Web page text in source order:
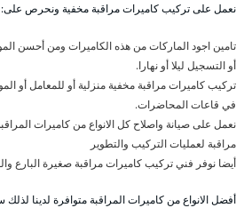
نعمل على تركيب كاميرات مراقبة مخفية ونحرص على:
تامين اجود الماركات من هذه الكاميرات ومن أحسن
أو التسجيل ليلا أو نهارا.
تركيب كاميرات مراقبة مخفية منزلية أو للمعامل أو
في قاعات المحاضرات.
نعمل على صيانة واصلاح كل الانواع من كاميرات
مراقبة لعمليات التركيب والتطوير
أيضا نوفر فني تركيب كاميرات مراقبة صغيرة البارع
أفضل الانواع من كاميرات المراقبة متوافرة لدينا